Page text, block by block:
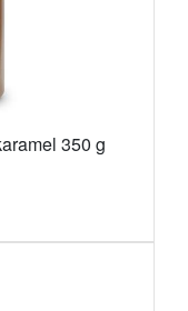
350 g